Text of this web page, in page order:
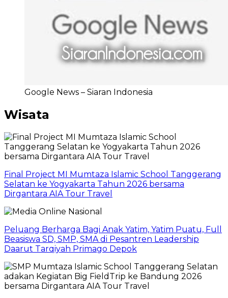
Google News – Siaran Indonesia
Wisata
Final Project MI Mumtaza Islamic School Tanggerang
Selatan ke Yogyakarta Tahun 2026 bersama
Dirgantara AIA Tour Travel
Peluang Berharga Bagi Anak Yatim, Yatim Puatu, Full
Beasiswa SD, SMP, SMA di Pesantren Leadership
Daarut Tarqiyah Primago Depok